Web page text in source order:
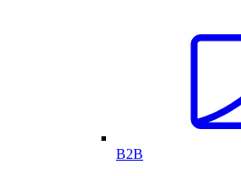
B2B